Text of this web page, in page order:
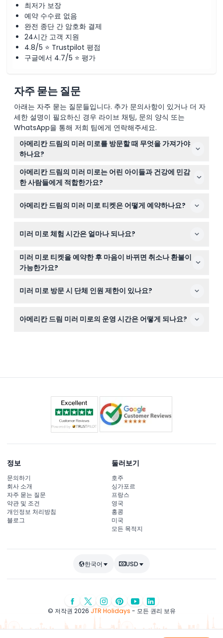
최저가 보장
예약 수수료 없음
완전 종단 간 암호화 결제
24시간 고객 지원
4.8/5 ⭐ Trustpilot 평점
구글에서 4.7/5 ⭐ 평가
자주 묻는 질문
아래는 자주 묻는 질문들입니다. 추가 문의사항이 있거나 더 자
세한 설명이 필요하신 경우 라이브 채팅, 문의 양식 또는
WhatsApp을 통해 저희 팀에게 연락해주세요.
아메리칸 드림의 미러 미로를 방문할 때 무엇을 가져가야
하나요?
그냥 본인과 모험심만 가져오세요! 외부 음식과 음료는 반
입 금지이니, 미로에 들어가기 전에 미리 수분을 보충하는
것이 좋습니다.
아메리칸 드림의 미러 미로는 어린 아이들과 건강에 민감
한 사람들에게 적합한가요?
러운 음악이 있으므로 간질이나 빛에 민감한 분들에게는 권
아메리칸 드림의 미러 미로 티켓은 어떻게 예약하나요?
을 예약할 수 있으며, 원하는 날짜와 시간의 이용 가능 여부
미러 미로 체험 시간은 얼마나 되나요?
체험 시간은 미로를 얼마나 빨리 통과하느냐에 따라 보통
15분에서 30분 사이입니다.
미러 미로 티켓을 예약한 후 마음이 바뀌면 취소나 환불이
가능한가요?
실히 세우시기 바랍니다.
미러 미로 방문 시 단체 인원 제한이 있나요?
니다.
아메리칸 드림 미러 미로의 운영 시간은 어떻게 되나요?
요).
정보
문의하기
회사 소개
자주 묻는 질문
약관 및 조건
개인정보 처리방침
블로그
둘러보기
호주
싱가포르
프랑스
영국
홍콩
미국
모든 목적지
한국어 USD
© 저작권 2026 JTR Holidays - 모든 권리 보유